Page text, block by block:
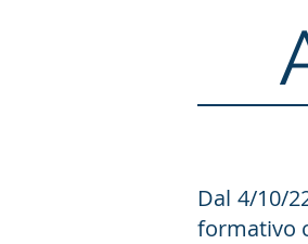
Dal 4/10/
formativo